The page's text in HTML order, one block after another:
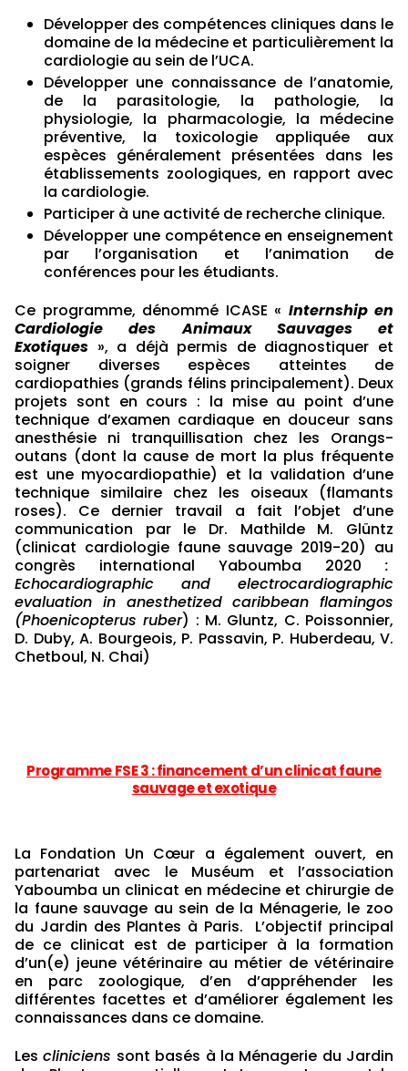
Développer des compétences cliniques dans le
domaine de la médecine et particulièrement la
cardiologie au sein de l’UCA.
Développer une connaissance de l’anatomie,
de la parasitologie, la pathologie, la
physiologie, la pharmacologie, la médecine
préventive, la toxicologie appliquée aux
espèces généralement présentées dans les
établissements zoologiques, en rapport avec
la cardiologie.
Participer à une activité de recherche clinique.
Développer une compétence en enseignement
par l’organisation et l’animation de
conférences pour les étudiants.
Ce programme, dénommé ICASE « Internship en
Cardiologie des Animaux Sauvages et
Exotiques », a déjà permis de diagnostiquer et
soigner diverses espèces atteintes de
cardiopathies (grands félins principalement). Deux
projets sont en cours : la mise au point d’une
technique d’examen cardiaque en douceur sans
anesthésie ni tranquillisation chez les Orangs-
outans (dont la cause de mort la plus fréquente
est une myocardiopathie) et la validation d’une
technique similaire chez les oiseaux (flamants
roses). Ce dernier travail a fait l’objet d’une
communication par le Dr. Mathilde M. Glüntz
(clinicat cardiologie faune sauvage 2019-20) au
congrès international Yaboumba 2020 :
Echocardiographic and electrocardiographic
evaluation in anesthetized caribbean flamingos
(Phoenicopterus ruber) : M. Gluntz, C. Poissonnier,
D. Duby, A. Bourgeois, P. Passavin, P. Huberdeau, V.
Chetboul, N. Chai)
Programme FSE 3 : financement d’un clinicat faune
sauvage et exotique
La Fondation Un Cœur a également ouvert, en
partenariat avec le Muséum et l’association
Yaboumba un clinicat en médecine et chirurgie de
la faune sauvage au sein de la Ménagerie, le zoo
du Jardin des Plantes à Paris. L’objectif principal
de ce clinicat est de participer à la formation
d’un(e) jeune vétérinaire au métier de vétérinaire
en parc zoologique, d’en d’appréhender les
différentes facettes et d’améliorer également les
connaissances dans ce domaine.
Lescliniciens sont basés à la Ménagerie du Jardin